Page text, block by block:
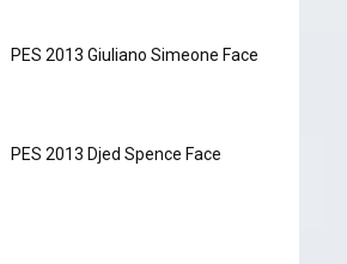
PES 2013 Giuliano Simeone Face
PES 2013 Djed Spence Face